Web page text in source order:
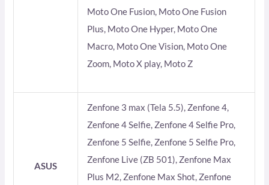
Moto One Fusion, Moto One Fusion
Plus, Moto One Hyper, Moto One
Macro, Moto One Vision, Moto One
Zoom, Moto X play, Moto Z
ASUS
Zenfone 3 max (Tela 5.5), Zenfone 4,
Zenfone 4 Selfie, Zenfone 4 Selfie Pro,
Zenfone 5 Selfie, Zenfone 5 Selfie Pro,
Zenfone Live (ZB 501), Zenfone Max
Plus M2, Zenfone Max Shot, Zenfone